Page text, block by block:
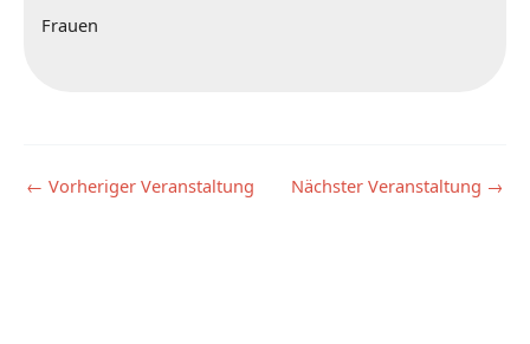
Frauen
← Vorheriger Veranstaltung Nächster Veranstaltung →